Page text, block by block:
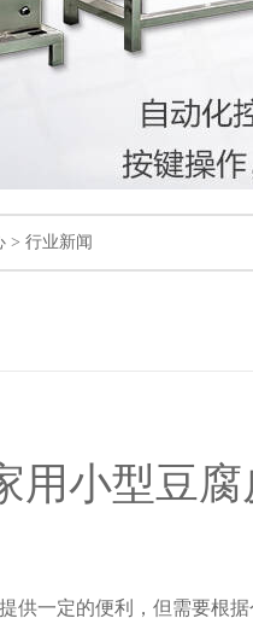
> 行业新闻
用小型豆
供一定的便利，但需要根